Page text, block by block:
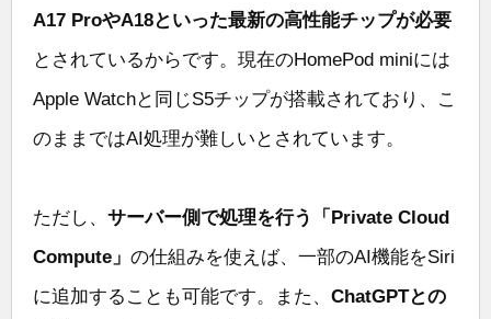
A17 ProやA18といった最新の高性能チップが必要
とされているからです。現在のHomePod miniには
Apple Watchと同じS5チップが搭載されており、こ
のままではAI処理が難しいとされています。
ただし、 サーバー側で処理を行う「Private Cloud
Compute」 の仕組みを使えば、一部のAI機能をSiri
に追加することも可能です。また、 ChatGPTとの